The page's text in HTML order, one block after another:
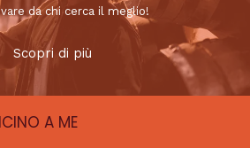
da chi cerca il meglio!
Scopri di più
A ME